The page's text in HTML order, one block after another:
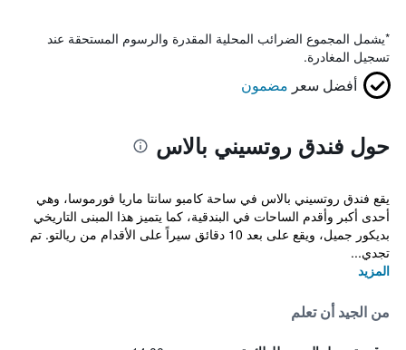
*يشمل المجموع الضرائب المحلية المقدرة والرسوم المستحقة عند
تسجيل المغادرة.
أفضل سعر مضمون
حول فندق روتسيني بالاس
يقع فندق روتسيني بالاس في ساحة كامبو سانتا ماريا فورموسا، وهي
أحدى أكبر وأقدم الساحات في البندقية، كما يتميز هذا المبنى التاريخي
بديكور جميل، ويقع على بعد 10 دقائق سيراً على الأقدام من ريالتو. تم
تجدي...
المزيد
من الجيد أن تعلم